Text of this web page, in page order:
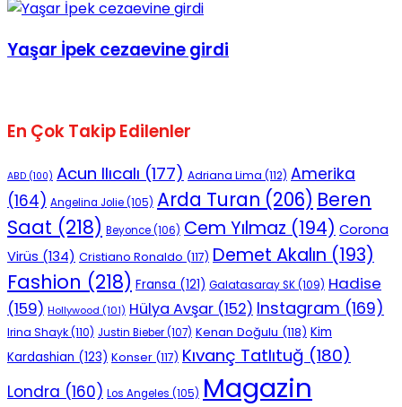
Yaşar İpek cezaevine girdi
En Çok Takip Edilenler
ABD (100) Acun Ilıcalı (177) Adriana Lima (112) Amerika
(164) Angelina Jolie(105) Arda Turan (206) Beren
Saat (218) Beyonce(106) Cem Yılmaz (194) Corona
Virüs (134) Cristiano Ronaldo (117) Demet Akalın (193)
Fashion (218) Fransa (121) Galatasaray SK(109) Hadise
(159) Hollywood (101) Hülya Avşar (152) Instagram (169)
Irina Shayk(110) Justin Bieber(107) Kenan Doğulu (118) Kim
Kardashian (123) Konser (117) Kıvanç Tatlıtuğ (180)
Londra (160) Los Angeles (105) Magazin